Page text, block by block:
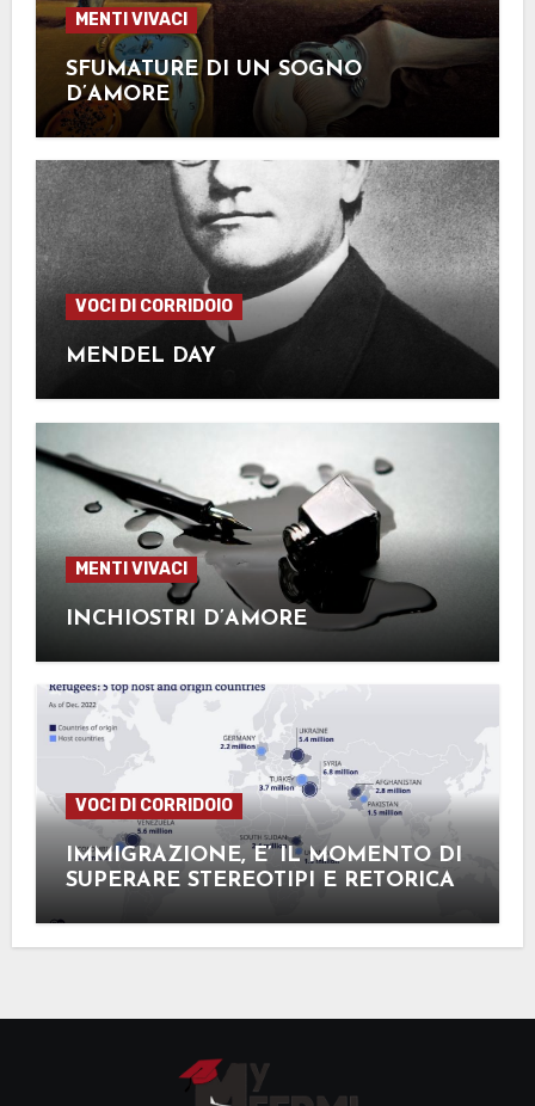
MENTI VIVACI
SFUMATURE DI UN SOGNO
D’AMORE
VOCI DI CORRIDOIO
MENDEL DAY
MENTI VIVACI
INCHIOSTRI D’AMORE
VOCI DI CORRIDOIO
IMMIGRAZIONE, E’ IL MOMENTO DI
SUPERARE STEREOTIPI E RETORICA